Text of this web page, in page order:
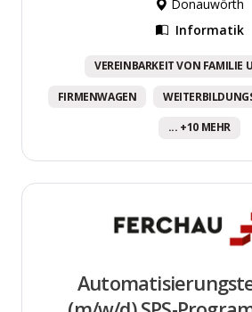
Donauwörth
Informatik
VEREINBARKEIT VON FAMILIE
FIRMENWAGEN
... +10 MEHR